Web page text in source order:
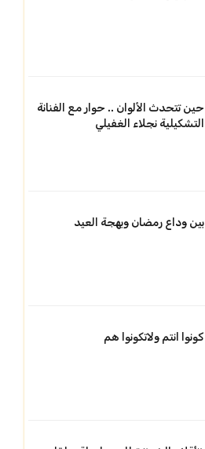
حين تتحدث الألوان .. حوار مع الفنانة
التشكيلية نجلاء الغفيلي
بين وداع رمضان وبهجة العيد
كونوا انتم ولاتكونوا هم